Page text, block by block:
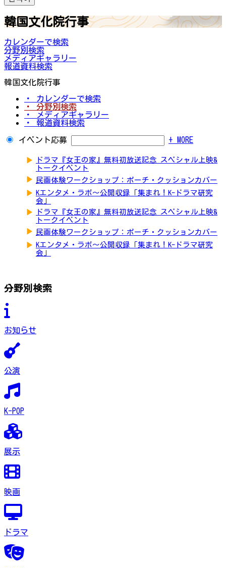
韓国文化院行事
カレンダーで検索
分野別検索
メディアギャラリー
報道資料検索
韓国文化院行事
・ カレンダーで検索
・ 分野別検索
・ メディアギャラリー
・ 報道資料検索
イベント応募 + MORE
▶
ドラマ『女王の家』無料初放送記念 スペシャル上映&
トークイベント
▶ 民画体験ワークショップ：ポーチ・クッションカバー
▶ Kエンタメ・ラボ～公開収録「集まれ！K-ドラマ研究
会」
▶
ドラマ『女王の家』無料初放送記念 スペシャル上映&
トークイベント
▶ 民画体験ワークショップ：ポーチ・クッションカバー
▶ Kエンタメ・ラボ～公開収録「集まれ！K-ドラマ研究
会」
分野別検索
お知らせ
公演
K-POP
展示
映画
ドラマ